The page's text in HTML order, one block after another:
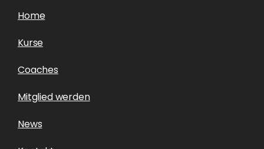
Home
Kurse
Coaches
Mitglied werden
News